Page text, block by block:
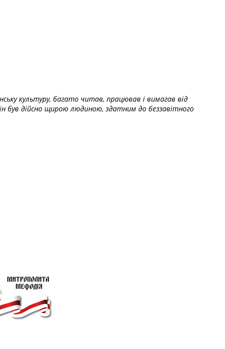
культуру, багато читав, працював і вимагав від
був дійсно щирою людиною, здатним до беззавітного